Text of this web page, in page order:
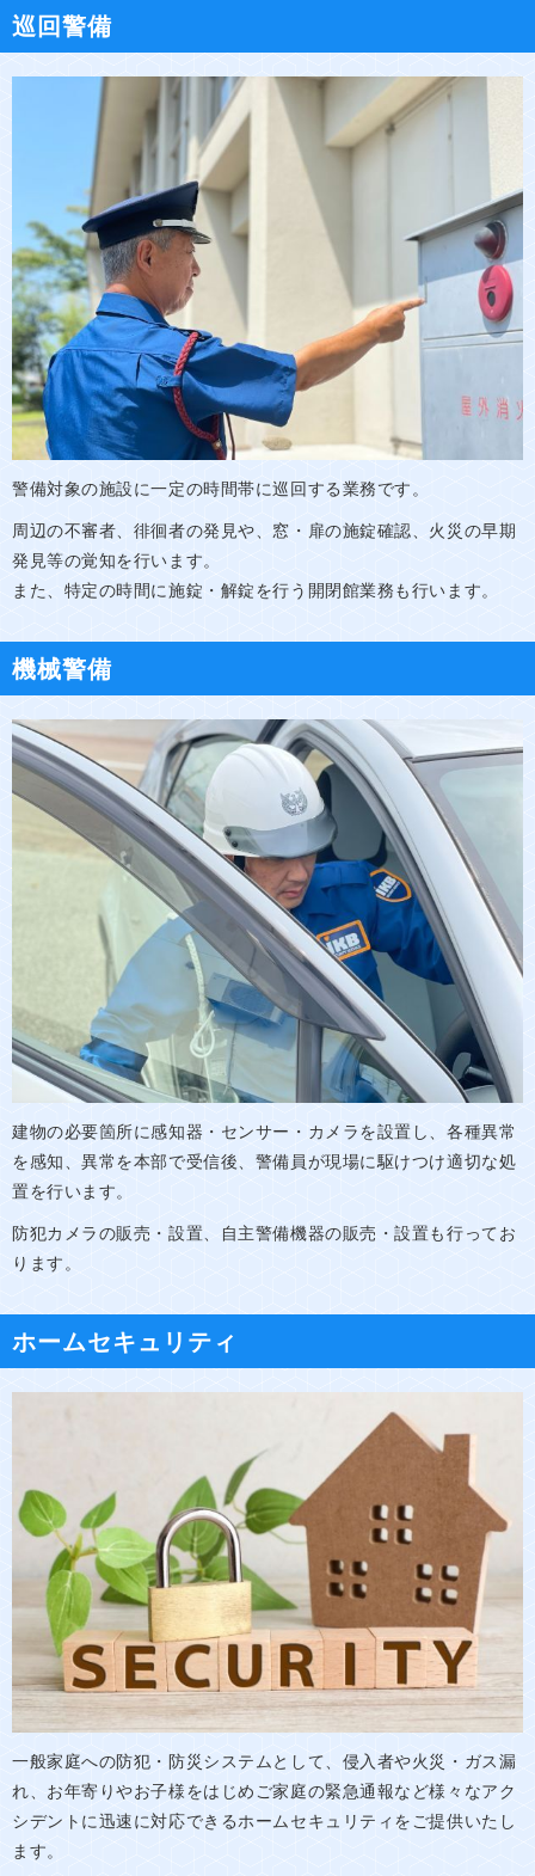
巡回警備
警備対象の施設に一定の時間帯に巡回する業務です。
周辺の不審者、徘徊者の発見や、窓・扉の施錠確認、火災の早期
発見等の覚知を行います。
また、特定の時間に施錠・解錠を行う開閉館業務も行います。
機械警備
建物の必要箇所に感知器・センサー・カメラを設置し、各種異常
を感知、異常を本部で受信後、警備員が現場に駆けつけ適切な処
置を行います。
防犯カメラの販売・設置、自主警備機器の販売・設置も行ってお
ります。
ホームセキュリティ
一般家庭への防犯・防災システムとして、侵入者や火災・ガス漏
れ、お年寄りやお子様をはじめご家庭の緊急通報など様々なアク
シデントに迅速に対応できるホームセキュリティをご提供いたし
ます。